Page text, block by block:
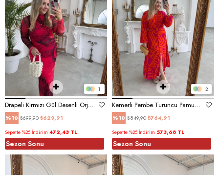
1
Drapeli Kırmızı Gül Desenli Orj Marka Model Tül Elbise
%10 ₺629,91
₺699,90
Sepette %25 İndirim 472,43 TL
Sezon Sonu
2
Kemerli Pembe Turuncu Pamuk Viskon Düğmeli Elbise
%10 ₺764,91
₺849,90
Sepette %25 İndirim 573,68 TL
Sezon Sonu